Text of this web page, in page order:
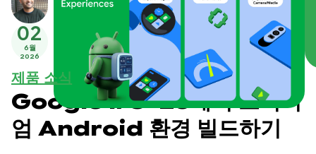
02
6월
2026
제품 소식
Google I/O ‘26에서 프리미
엄 Android 환경 빌드하기